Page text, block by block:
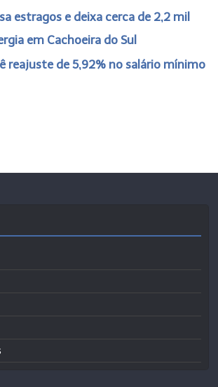
estragos e deixa cerca de 2,2 mil
em Cachoeira do Sul
reajuste de 5,92% no salário mínimo